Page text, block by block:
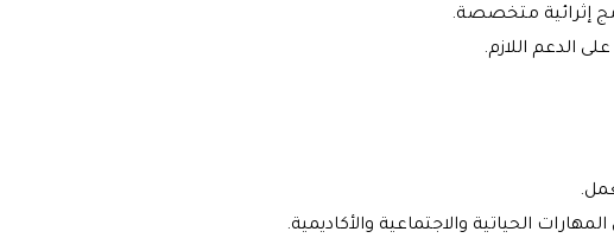
إثرائية متخصصة.
الدعم اللازم.
الحياتية والاجتماعية والأكاديمية.